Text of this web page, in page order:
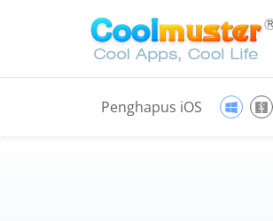
Penghapus iOS